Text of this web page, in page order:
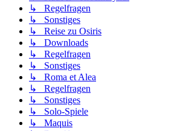
↳ Regelfragen
↳ Sonstiges
↳ Reise zu Osiris
↳ Downloads
↳ Regelfragen
↳ Sonstiges
↳ Roma et Alea
↳ Regelfragen
↳ Sonstiges
↳ Solo-Spiele
↳ Maquis